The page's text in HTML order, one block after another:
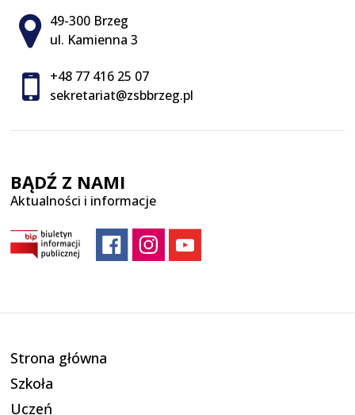
Adres pocztowy:
49-300 Brzeg
ul. Kamienna 3
+48 77 416 25 07
sekretariat@zsbbrzeg.pl
BĄDŹ Z NAMI
Aktualności i informacje
Strona główna
Szkoła
Uczeń